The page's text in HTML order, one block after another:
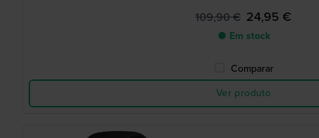
109,90 € 24,95 €
● Em stock
Comparar
Ver produto